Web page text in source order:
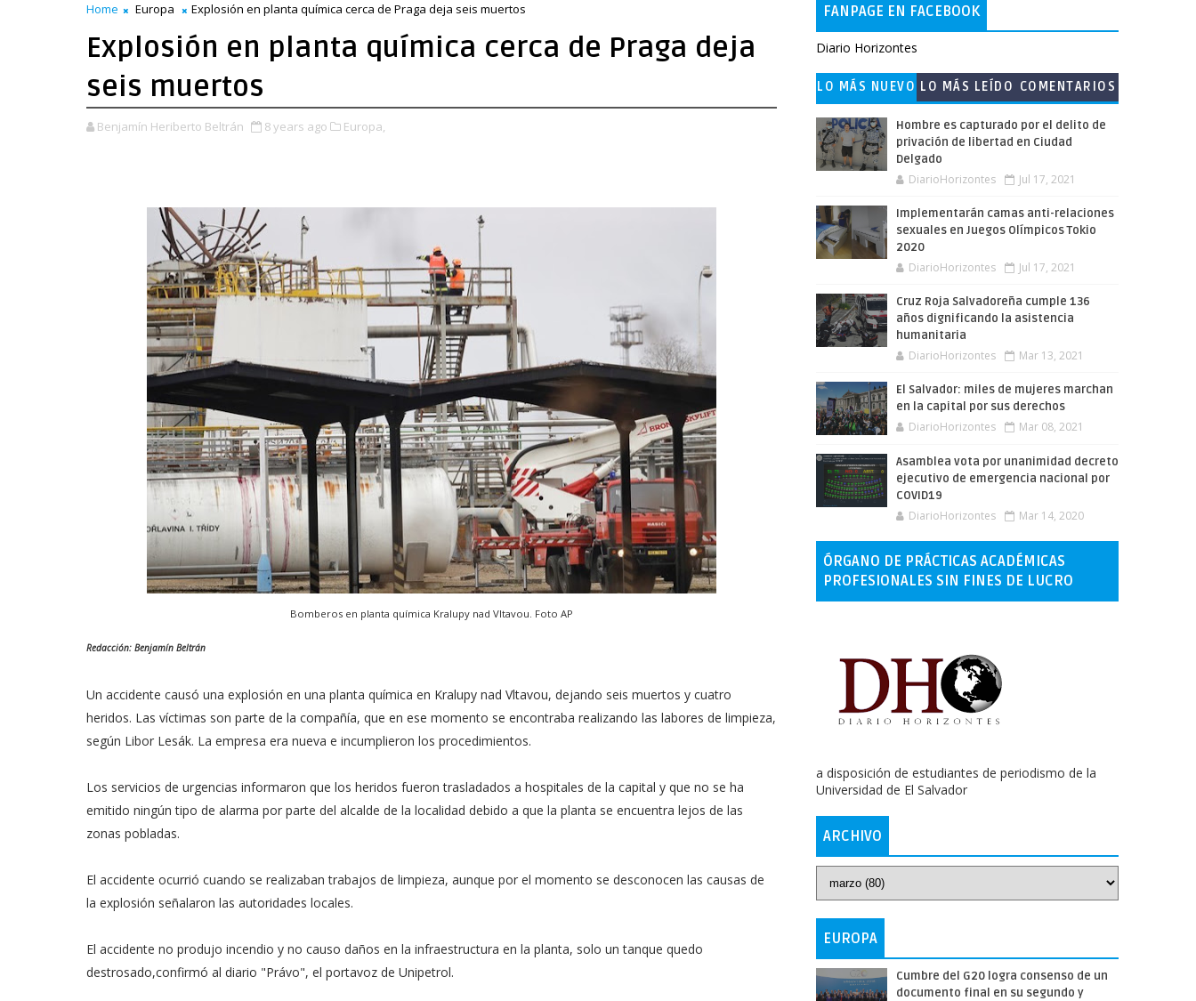
Home Europa Explosión en planta química cerca de Praga deja seis muertos
Explosión en planta química cerca de Praga deja
seis muertos
Benjamín Heriberto Beltrán 8 years ago Europa,
Bomberos en planta química Kralupy nad Vltavou. Foto AP
Redacción: Benjamín Beltrán
Un accidente causó una explosión en una planta química en Kralupy nad Vltavou, dejando seis muertos y cuatro
heridos. Las víctimas son parte de la compañía, que en ese momento se encontraba realizando las labores de limpieza,
según Libor Lesák. La empresa era nueva e incumplieron los procedimientos.
Los servicios de urgencias informaron que los heridos fueron trasladados a hospitales de la capital y que no se ha
emitido ningún tipo de alarma por parte del alcalde de la localidad debido a que la planta se encuentra lejos de las
zonas pobladas.
El accidente ocurrió cuando se realizaban trabajos de limpieza, aunque por el momento se desconocen las causas de
la explosión señalaron las autoridades locales.
El accidente no produjo incendio y no causo daños en la infraestructura en la planta, solo un tanque quedo
destrosado,confirmó al diario "Právo", el portavoz de Unipetrol.
FANPAGE EN FACEBOOK
Diario Horizontes
LO MÁS NUEVO LO MÁS LEÍDO COMENTARIOS
Hombre es capturado por el delito de
privación de libertad en Ciudad
Delgado
DiarioHorizontes Jul 17, 2021
Implementarán camas anti-relaciones
sexuales en Juegos Olímpicos Tokio
2020
DiarioHorizontes Jul 17, 2021
Cruz Roja Salvadoreña cumple 136
años dignificando la asistencia
humanitaria
DiarioHorizontes Mar 13, 2021
El Salvador: miles de mujeres marchan
en la capital por sus derechos
DiarioHorizontes Mar 08, 2021
Asamblea vota por unanimidad decreto
ejecutivo de emergencia nacional por
COVID19
DiarioHorizontes Mar 14, 2020
ÓRGANO DE PRÁCTICAS ACADÉMICAS
PROFESIONALES SIN FINES DE LUCRO
a disposición de estudiantes de periodismo de la
Universidad de El Salvador
ARCHIVO
EUROPA
Cumbre del G20 logra consenso de un
documento final en su segundo y